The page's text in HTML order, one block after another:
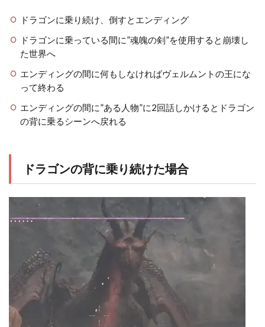
ドラゴンに乗り続け、倒すとエンディング
ドラゴンに乗っている間に”魂魄の剣”を使用すると崩壊し
た世界へ
エンディングの間に何もしなければヴェルムントの王にな
って終わる
エンディングの間に”ある人物”に2回話しかけるとドラゴン
の背に乗るシーンへ戻れる
ドラゴンの背に乗り続けた場合